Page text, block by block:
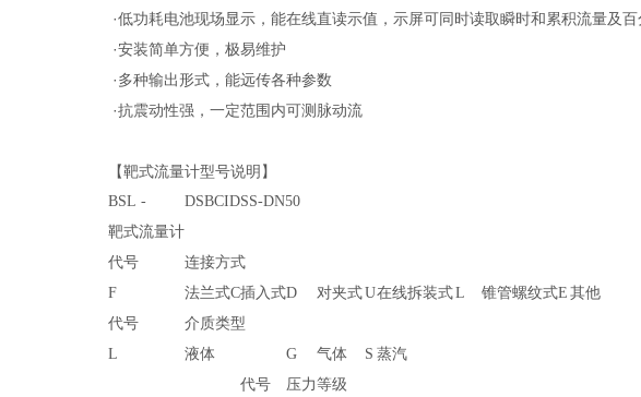
·低功耗电池现场显示，能在线直读示值，示屏可同时读取瞬时和累积流量及
·安装简单方便，极易维护
·多种输出形式，能远传各种参数
·抗震动性强，一定范围内可测脉动流
【靶式流量计型号说明】
BSL -
DSBCIDSS-DN50
靶式流量计
代号
连接方式
F
法兰式C插入式D 对夹式U在线拆装式L 锥管螺纹式E 其他
代号
介质类型
L
液体 G 气体 S 蒸汽
代号
压力等级